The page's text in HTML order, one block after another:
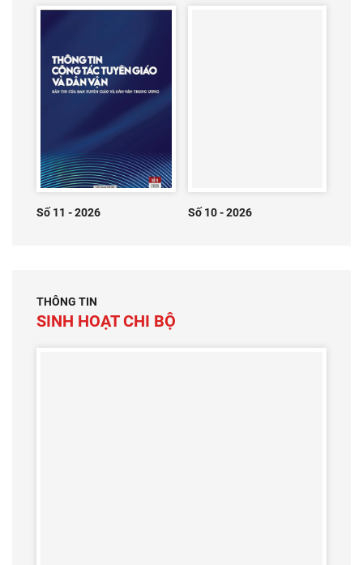
Số 11 - 2026 Số 10 - 2026
THÔNG TIN
SINH HOẠT CHI BỘ